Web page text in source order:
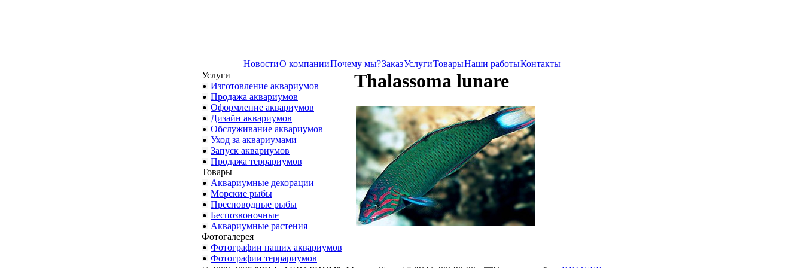
НовостиО компанииПочему мы?ЗаказУслугиТоварыНаши работыКонтакты
Услуги
Изготовление аквариумов
Продажа аквариумов
Оформление аквариумов
Дизайн аквариумов
Обслуживание аквариумов
Уход за аквариумами
Запуск аквариумов
Продажа террариумов
Товары
Аквариумные декорации
Морские рыбы
Пресноводные рыбы
Беспозвоночные
Аквариумные растения
Фотогалерея
Фотографии наших аквариумов
Фотографии террариумов
Thalassoma lunare